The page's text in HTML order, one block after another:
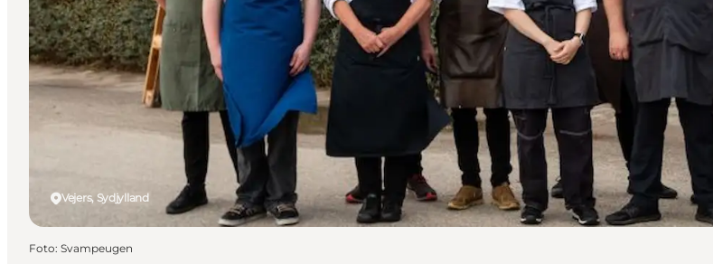
Vejers, Sydjylland
Foto: Svampeugen